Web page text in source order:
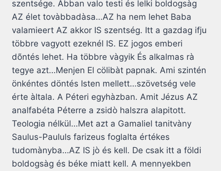
szentsége. Abban valo testi és lelki boldogsàg
AZ élet tovàbbadàsa…AZ ha nem lehet Baba
valamieert AZ akkor IS szentség. Itt a gazdag ifju
többre vagyott ezeknél IS. EZ jogos emberi
dõntés lehet. Ha többre vàgyik És alkalmas rà
tegye azt…Menjen El cölibàt papnak. Ami szintén
önkéntes döntés Isten mellett…szövetség vele
érte àltala. A Péteri egyhàzban. Amit Jézus AZ
analfabéta Péterre a zsidò halszra alapitott.
Teologia nélkül…Met azt a Gamaliel tanitvàny
Saulus-Paululs farizeus foglalta értékes
tudomànyba…AZ IS jò és kell. De csak itt a földi
boldogsàg és béke miatt kell. A mennyekben